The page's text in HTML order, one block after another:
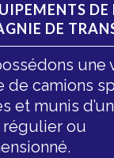
DE
DE
une
de camions
et munis
régulier ou